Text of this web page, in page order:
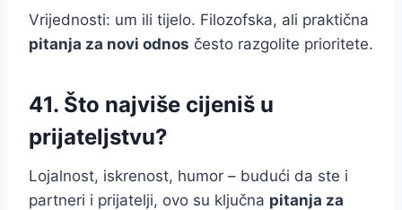
Vrijednosti: um ili tijelo. Filozofska, ali praktična
pitanja za novi odnos često razgolite prioritete.
41. Što najviše cijeniš u
prijateljstvu?
Lojalnost, iskrenost, humor – budući da ste i
partneri i prijatelji, ovo su ključna pitanja za